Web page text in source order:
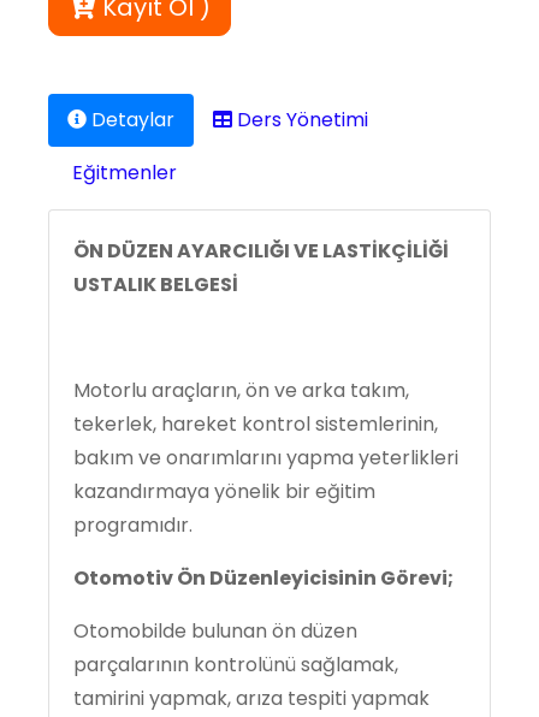
Kayıt Ol )
Detaylar
Ders Yönetimi
Eğitmenler
ÖN DÜZEN AYARCILIĞI VE LASTİKÇİLİĞİ
USTALIK BELGESİ
Motorlu araçların, ön ve arka takım,
tekerlek, hareket kontrol sistemlerinin,
bakım ve onarımlarını yapma yeterlikleri
kazandırmaya yönelik bir eğitim
programıdır.
Otomotiv Ön Düzenleyicisinin Görevi;
Otomobilde bulunan ön düzen
parçalarının kontrolünü sağlamak,
tamirini yapmak, arıza tespiti yapmak